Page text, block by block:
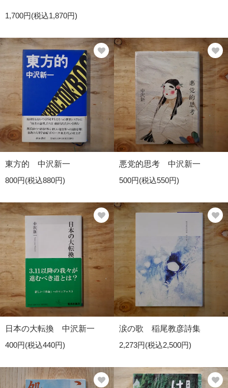
1,700円(税込1,870円)
東方的 中沢新一
800円(税込880円)
悪党的思考 中沢新一
500円(税込550円)
日本の大転換 中沢新一
400円(税込440円)
涙の歌 稲尾教彦詩集
2,273円(税込2,500円)